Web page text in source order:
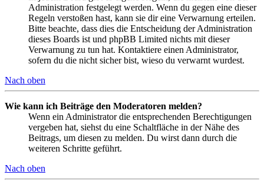
Administration festgelegt werden. Wenn du gegen eine dieser
Regeln verstoßen hast, kann sie dir eine Verwarnung erteilen.
Bitte beachte, dass dies die Entscheidung der Administration
dieses Boards ist und phpBB Limited nichts mit dieser
Verwarnung zu tun hat. Kontaktiere einen Administrator,
sofern du die nicht sicher bist, wieso du verwarnt wurdest.
Nach oben
Wie kann ich Beiträge den Moderatoren melden?
Wenn ein Administrator die entsprechenden Berechtigungen
vergeben hat, siehst du eine Schaltfläche in der Nähe des
Beitrags, um diesen zu melden. Du wirst dann durch die
weiteren Schritte geführt.
Nach oben